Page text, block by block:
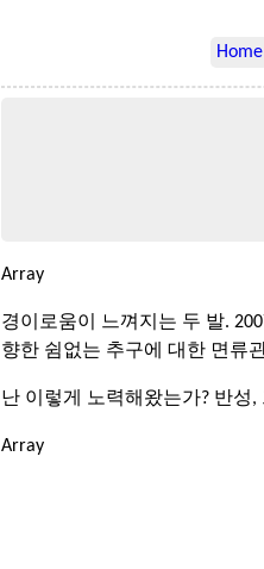
Home
Array
경이로움이 느껴지는 두 발.
향한 쉼없는 추구에 대한 면류
난 이렇게 노력해왔는가? 반성,
Array